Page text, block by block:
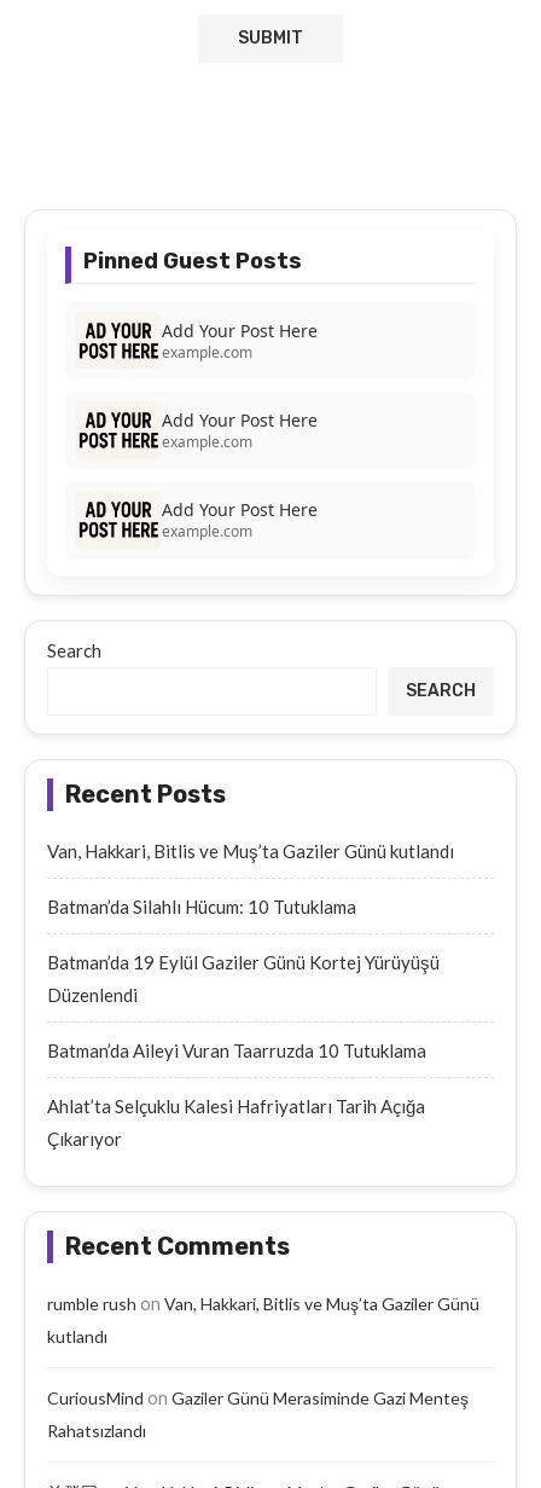
Pinned Guest Posts
Add Your Post Here
example.com
Add Your Post Here
example.com
Add Your Post Here
example.com
Search
SEARCH
Recent Posts
Van, Hakkari, Bitlis ve Muş’ta Gaziler Günü kutlandı
Batman’da Silahlı Hücum: 10 Tutuklama
Batman’da 19 Eylül Gaziler Günü Kortej Yürüyüşü
Düzenlendi
Batman’da Aileyi Vuran Taarruzda 10 Tutuklama
Ahlat’ta Selçuklu Kalesi Hafriyatları Tarih Açığa
Çıkarıyor
Recent Comments
rumble rush on Van, Hakkari, Bitlis ve Muş’ta Gaziler Günü
kutlandı
CuriousMind on Gaziler Günü Merasiminde Gazi Menteş
Rahatsızlandı